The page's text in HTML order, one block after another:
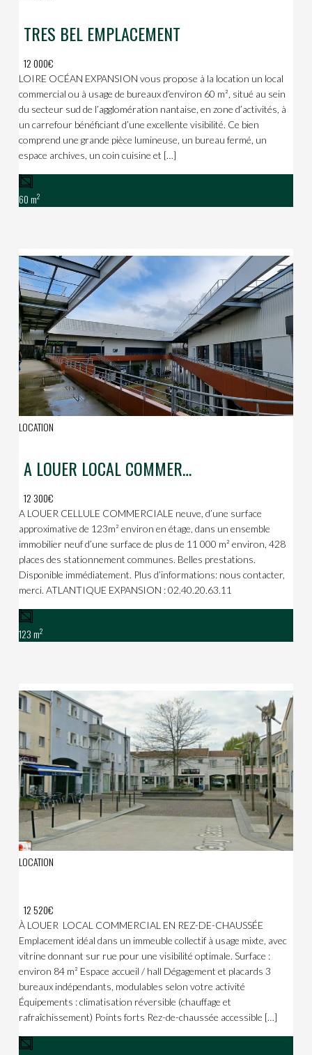
TRES BEL EMPLACEMENT
12 000€
LOIRE OCÉAN EXPANSION vous propose à la location un local
commercial ou à usage de bureaux d’environ 60 m², situé au sein
du secteur sud de l’agglomération nantaise, en zone d’activités, à
un carrefour bénéficiant d’une excellente visibilité. Ce bien
comprend une grande pièce lumineuse, un bureau fermé, un
espace archives, un coin cuisine et […]
60 m2
LOCATION
A LOUER LOCAL COMMERCIAL
12 300€
A LOUER CELLULE COMMERCIALE neuve, d’une surface
approximative de 123m² environ en étage, dans un ensemble
immobilier neuf d’une surface de plus de 11 000 m² environ, 428
places des stationnement communes. Belles prestations.
Disponible immédiatement. Plus d’informations: nous contacter,
merci. ATLANTIQUE EXPANSION : 02.40.20.63.11
123 m2
LOCATION
12 520€
À LOUER  LOCAL COMMERCIAL EN REZ-DE-CHAUSSÉE
Emplacement idéal dans un immeuble collectif à usage mixte, avec
vitrine donnant sur rue pour une visibilité optimale. Surface :
environ 84 m² Espace accueil / hall Dégagement et placards 3
bureaux indépendants, modulables selon votre activité
Équipements : climatisation réversible (chauffage et
rafraîchissement) Points forts Rez-de-chaussée accessible […]